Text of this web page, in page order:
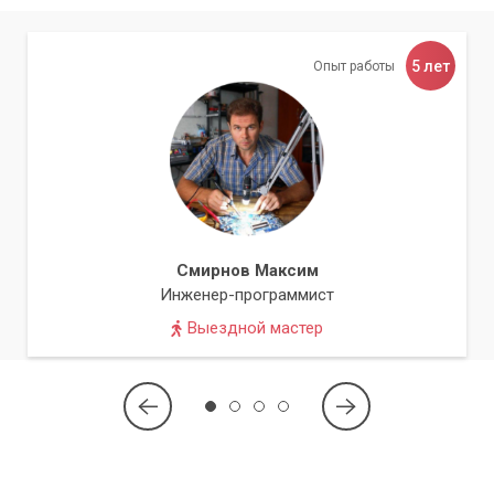
Опыт работы 5 лет
Смирнов Максим
Инженер-программист
Выездной мастер